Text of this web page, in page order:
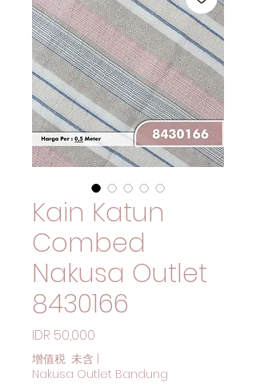
Kain Katun
Combed
Nakusa Outlet
8430166
IDR 50,000
增值税 未含
Nakusa Outlet Bandung